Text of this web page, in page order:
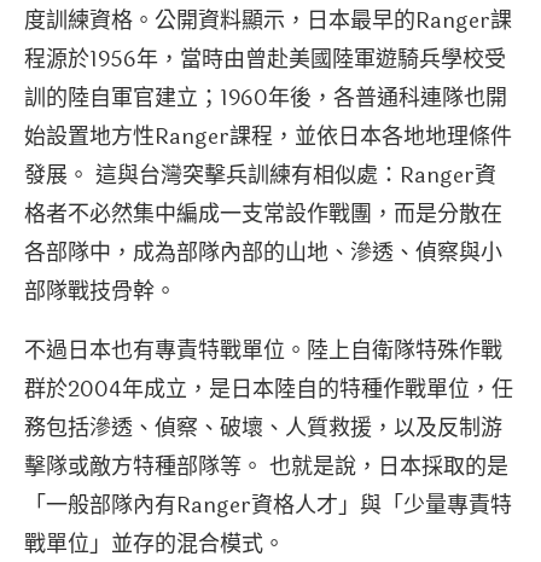
度訓練資格。公開資料顯示，日本最早的Ranger課
程源於1956年，當時由曾赴美國陸軍遊騎兵學校受
訓的陸自軍官建立；1960年後，各普通科連隊也開
始設置地方性Ranger課程，並依日本各地地理條件
發展。 這與台灣突擊兵訓練有相似處：Ranger資
格者不必然集中編成一支常設作戰團，而是分散在
各部隊中，成為部隊內部的山地、滲透、偵察與小
部隊戰技骨幹。
不過日本也有專責特戰單位。陸上自衛隊特殊作戰
群於2004年成立，是日本陸自的特種作戰單位，任
務包括滲透、偵察、破壞、人質救援，以及反制游
擊隊或敵方特種部隊等。 也就是說，日本採取的是
「一般部隊內有Ranger資格人才」與「少量專責特
戰單位」並存的混合模式。